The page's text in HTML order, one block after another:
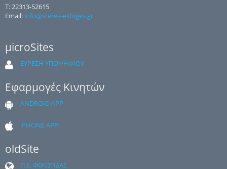
Τ: 22313-52615
Email: info@sterea-ekloges.gr
μicroSites
ΕΥΡΕΣΗ ΥΠΟΨΗΦΙΟΥ
Εφαρμογές Κινητών
ANDROID APP
iPHONE APP
oldSite
Π.Ε. ΦΘΙΩΤΙΔΑΣ